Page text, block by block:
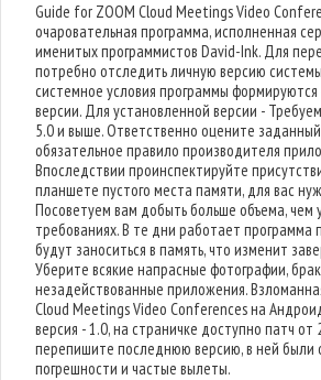
Guide for ZOOM Cloud Meetings Video
очаровательная программа, исполненная
именитых программистов David-Ink. Для
потребно отследить личную версию
системное условия программы
версии. Для установленной версии -
5.0 и выше. Ответственно оцените
обязательное правило производителя
Впоследствии проинспектируйте
планшете пустого места памяти, для вас
Посоветуем вам добыть больше объема, чем
требованиях. В те дни работает программа
будут заноситься в память, что изменит
Уберите всякие напрасные фотографии,
незадействованные приложения.
Cloud Meetings Video Conferences на
версия - 1.0, на страничке доступно патч от
перепишите последнюю версию, в ней были
погрешности и частые вылеты.